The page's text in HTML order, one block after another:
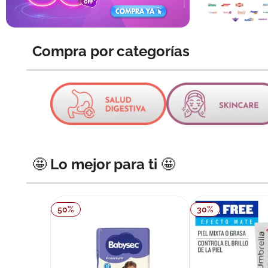
Compra por categorías
🤩 Lo mejor para ti 🤩
50% 30%
10.pañales